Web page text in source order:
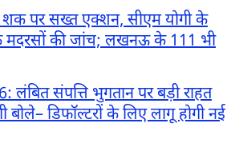
शक पर सख्त एक्शन, सीएम योगी के
मदरसों की जांच; लखनऊ के 111 भी
लंबित संपत्ति भुगतान पर बड़ी राहत
बोले– डिफॉल्टरों के लिए लागू होगी नई